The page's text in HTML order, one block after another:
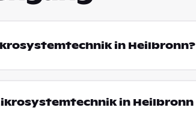
in Heilbronn?
in Heilbronn